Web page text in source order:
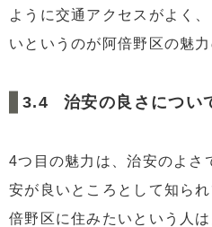
ように交通アクセスがよく
いというのが阿倍野区の魅力
治安の良さについ
4つ目の魅力は、治安のよさ
安が良いところとして知ら
倍野区に住みたいという人